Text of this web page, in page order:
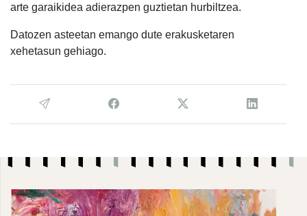
arte garaikidea adierazpen guztietan hurbiltzea.
Datozen asteetan emango dute erakusketaren
xehetasun gehiago.